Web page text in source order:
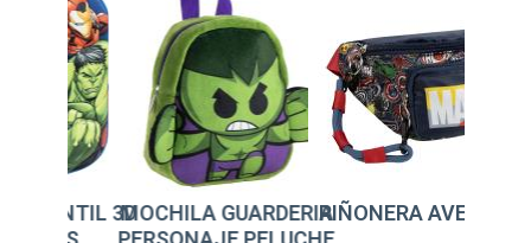
GUARDERIARIÑONERA AVENGERSMOCHILA INFANTIL